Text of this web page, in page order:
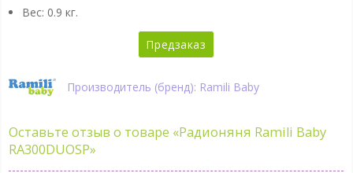
Вес: 0.9 кг.
Предзаказ
Производитель (бренд): Ramili Baby
Оставьте отзыв о товаре «Радионяня Ramili Baby
RA300DUOSP»